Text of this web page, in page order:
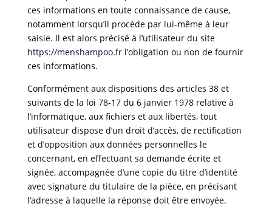
ces informations en toute connaissance de cause,
notamment lorsqu’il procède par lui-même à leur
saisie. Il est alors précisé à l’utilisateur du site
https://menshampoo.fr l’obligation ou non de fournir
ces informations.
Conformément aux dispositions des articles 38 et
suivants de la loi 78-17 du 6 janvier 1978 relative à
l’informatique, aux fichiers et aux libertés, tout
utilisateur dispose d’un droit d’accès, de rectification
et d’opposition aux données personnelles le
concernant, en effectuant sa demande écrite et
signée, accompagnée d’une copie du titre d’identité
avec signature du titulaire de la pièce, en précisant
l’adresse à laquelle la réponse doit être envoyée.